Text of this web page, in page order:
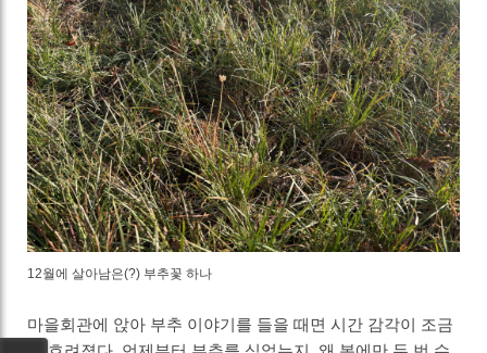
12월에 살아남은(?) 부추꽃 하나
마을회관에 앉아 부추 이야기를 들을 때면 시간 감각이 조금